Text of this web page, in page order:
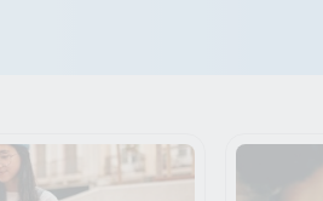
de La Banque Postale
de La Banque Postale